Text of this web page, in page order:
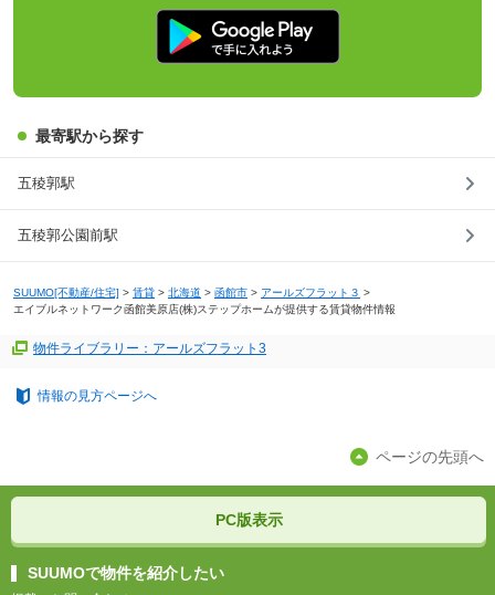
最寄駅から探す
五稜郭駅
五稜郭公園前駅
SUUMO[不動産/住宅] > 賃貸 > 北海道 > 函館市 > アールズフラット３ >
エイブルネットワーク函館美原店(株)ステップホームが提供する賃貸物件情報
物件ライブラリー：アールズフラット3
情報の見方ページへ
ページの先頭へ
PC版表示
SUUMOで物件を紹介したい